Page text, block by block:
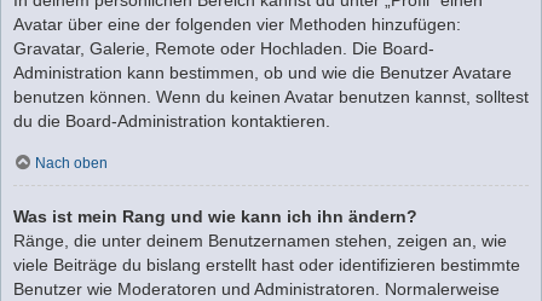
Avatar über eine der folgenden vier Methoden hinzufügen:
Gravatar, Galerie, Remote oder Hochladen. Die Board-
Administration kann bestimmen, ob und wie die Benutzer Avatare
benutzen können. Wenn du keinen Avatar benutzen kannst, solltest
du die Board-Administration kontaktieren.
Nach oben
Was ist mein Rang und wie kann ich ihn ändern?
Ränge, die unter deinem Benutzernamen stehen, zeigen an, wie
viele Beiträge du bislang erstellt hast oder identifizieren bestimmte
Benutzer wie Moderatoren und Administratoren. Normalerweise